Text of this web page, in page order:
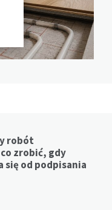
robót
zrobić, gdy
się od podpisania